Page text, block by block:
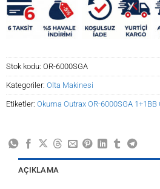
Stok kodu: OR-6000SGA
Kategoriler: Olta Makinesi
Etiketler: Okuma Outrax OR-6000SGA
AÇIKLAMA